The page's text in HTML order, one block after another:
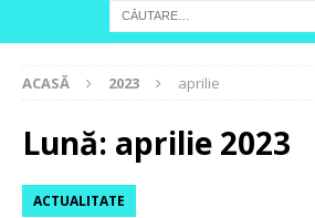
ACASĂ 2023 aprilie
Lună: aprilie 2023
ACTUALITATE